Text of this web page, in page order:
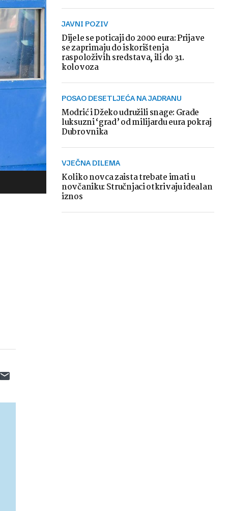
JAVNI POZIV
Dijele se poticaji do 2000 eura: Prijave
se zaprimaju do iskorištenja
raspoloživih sredstava, ili do 31.
kolovoza
POSAO DESETLJEĆA NA JADRANU
Modrić i Džeko udružili snage: Grade
luksuzni ‘grad’ od milijardu eura pokraj
Dubrovnika
VJEČNA DILEMA
Koliko novca zaista trebate imati u
novčaniku: Stručnjaci otkrivaju idealan
iznos